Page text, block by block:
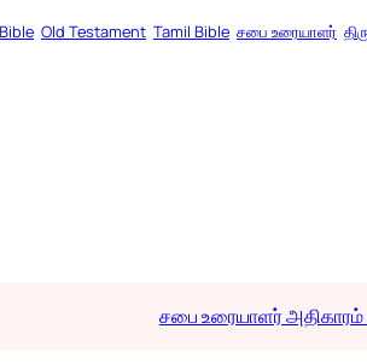
Old Testament Tamil Bible சபை உரையாளர்
சபை உரையாளர் அதிகாரம்